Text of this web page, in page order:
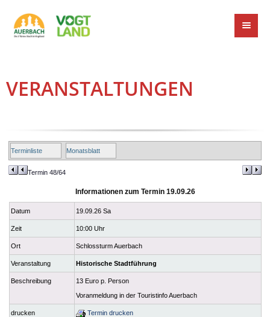
VERANSTALTUNGEN
Terminliste Monatsblatt
Termin 48/64
Informationen zum Termin 19.09.26
Datum 19.09.26 Sa
Zeit 10:00 Uhr
Ort Schlossturm Auerbach
Veranstaltung Historische Stadtführung
Beschreibung
13 Euro p. Person
Voranmeldung in der Touristinfo Auerbach
drucken Termin drucken